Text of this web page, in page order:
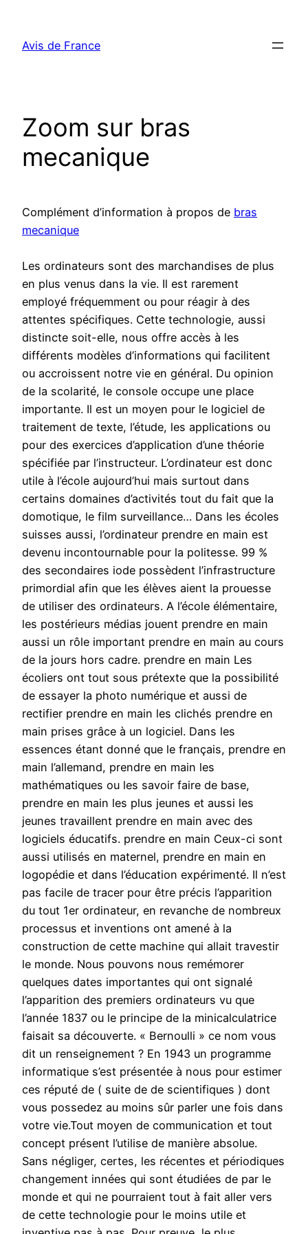
contenu
Avis de France
Zoom sur bras
mecanique
Complément d’information à propos de bras
mecanique
Les ordinateurs sont des marchandises de plus
en plus venus dans la vie. Il est rarement
employé fréquemment ou pour réagir à des
attentes spécifiques. Cette technologie, aussi
distincte soit-elle, nous offre accès à les
différents modèles d’informations qui facilitent
ou accroissent notre vie en général. Du opinion
de la scolarité, le console occupe une place
importante. Il est un moyen pour le logiciel de
traitement de texte, l’étude, les applications ou
pour des exercices d’application d’une théorie
spécifiée par l’instructeur. L’ordinateur est donc
utile à l’école aujourd’hui mais surtout dans
certains domaines d’activités tout du fait que la
domotique, le film surveillance… Dans les écoles
suisses aussi, l’ordinateur prendre en main est
devenu incontournable pour la politesse. 99 %
des secondaires iode possèdent l’infrastructure
primordial afin que les élèves aient la prouesse
de utiliser des ordinateurs. A l’école élémentaire,
les postérieurs médias jouent prendre en main
aussi un rôle important prendre en main au cours
de la jours hors cadre. prendre en main Les
écoliers ont tout sous prétexte que la possibilité
de essayer la photo numérique et aussi de
rectifier prendre en main les clichés prendre en
main prises grâce à un logiciel. Dans les
essences étant donné que le français, prendre en
main l’allemand, prendre en main les
mathématiques ou les savoir faire de base,
prendre en main les plus jeunes et aussi les
jeunes travaillent prendre en main avec des
logiciels éducatifs. prendre en main Ceux-ci sont
aussi utilisés en maternel, prendre en main en
logopédie et dans l’éducation expérimenté. Il n’est
pas facile de tracer pour être précis l’apparition
du tout 1er ordinateur, en revanche de nombreux
processus et inventions ont amené à la
construction de cette machine qui allait travestir
le monde. Nous pouvons nous remémorer
quelques dates importantes qui ont signalé
l’apparition des premiers ordinateurs vu que
l’année 1837 ou le principe de la minicalculatrice
faisait sa découverte. « Bernoulli » ce nom vous
dit un renseignement ? En 1943 un programme
informatique s’est présentée à nous pour estimer
ces réputé de ( suite de de scientifiques ) dont
vous possedez au moins sûr parler une fois dans
votre vie.Tout moyen de communication et tout
concept présent l’utilise de manière absolue.
Sans négliger, certes, les récentes et périodiques
changement innées qui sont étudiées de par le
monde et qui ne pourraient tout à fait aller vers
de cette technologie pour le moins utile et